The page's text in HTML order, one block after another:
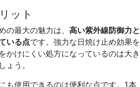
ット
の最大の魅力は、 高い紫外線防御力と
いる点です。強力な日焼け止め効果を
かけにくい処方になっているのは大き
ょう。
も使用できるのは便利な点です。1本